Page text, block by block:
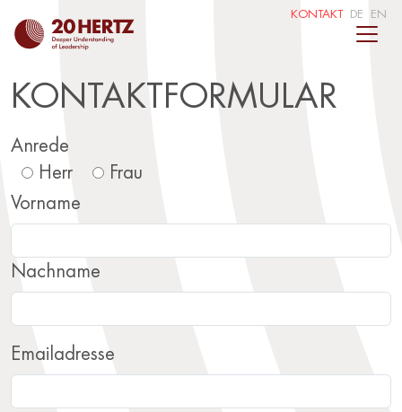
KONTAKT DE EN
KONTAKTFORMULAR
Anrede
Herr
Frau
Vorname
Nachname
Emailadresse